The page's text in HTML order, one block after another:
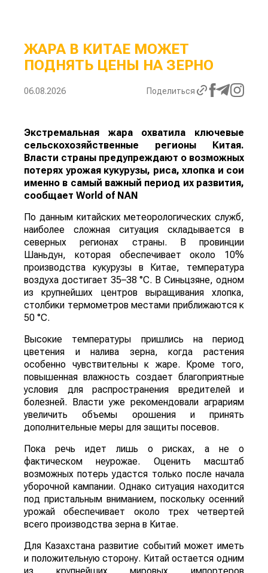
ЖАРА В КИТАЕ МОЖЕТ
ПОДНЯТЬ ЦЕНЫ НА ЗЕРНО
06.08.2026 Поделиться
Экстремальная жара охватила ключевые
сельскохозяйственные регионы Китая.
Власти страны предупреждают о возможных
потерях урожая кукурузы, риса, хлопка и сои
сообщаетWorld of NAN
По данным китайских метеорологических служб,
наиболее сложная ситуация складывается в
северных регионах страны. В провинции
Шаньдун, которая обеспечивает около 10%
производства кукурузы в Китае, температура
воздуха достигает 35–38 °C. В Синьцзяне, одном
столбики термометров местами приближаются к
50 °C.
Высокие температуры пришлись на период
цветения и налива зерна, когда растения
особенно чувствительны к жаре. Кроме того,
повышенная влажность создает благоприятные
болезней. Власти уже рекомендовали аграриям
увеличить объемы орошения и принять